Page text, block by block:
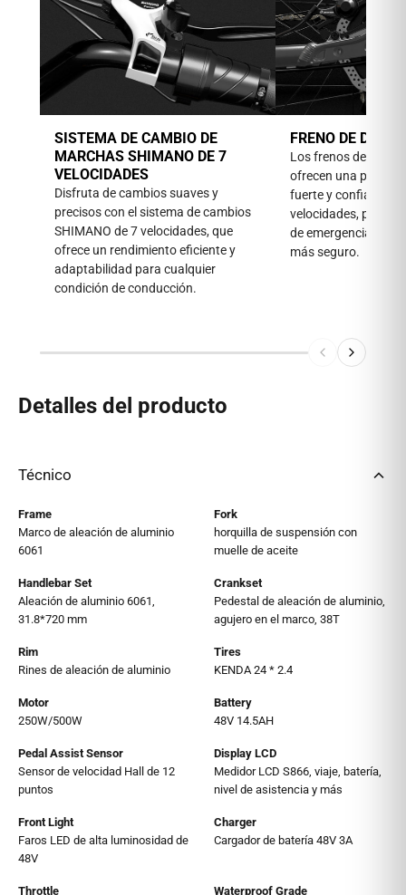
SISTEMA DE CAMBIO DE
MARCHAS SHIMANO DE 7
VELOCIDADES
Disfruta de cambios suaves y
precisos con el sistema de cambios
SHIMANO de 7 velocidades, que
ofrece un rendimiento eficiente y
adaptabilidad para cualquier
condición de conducción.
FRENO DE
Los frenos de disco
ofrecen una
fuerte y confiable,
velocidades,
de emergencia
más seguro.
Detalles del producto
Técnico
Frame
Marco de aleación de aluminio
6061
Fork
horquilla de suspensión con
muelle de aceite
Handlebar Set
Aleación de aluminio 6061,
31.8*720 mm
Crankset
Pedestal de aleación de aluminio,
agujero en el marco, 38T
Rim
Rines de aleación de aluminio
Tires
KENDA 24 * 2.4
Motor
250W/500W
Battery
48V 14.5AH
Pedal Assist Sensor
Sensor de velocidad Hall de 12
puntos
Display LCD
Medidor LCD S866, viaje, batería,
nivel de asistencia y más
Front Light
Faros LED de alta luminosidad de
48V
Charger
Cargador de batería 48V 3A
Throttle Waterproof Grade